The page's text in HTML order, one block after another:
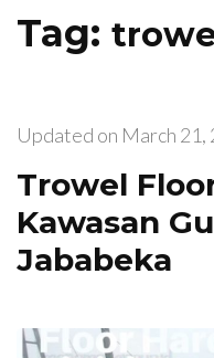
Tag:
Updated on March 21,
Trowel
Kawasan
Jababeka